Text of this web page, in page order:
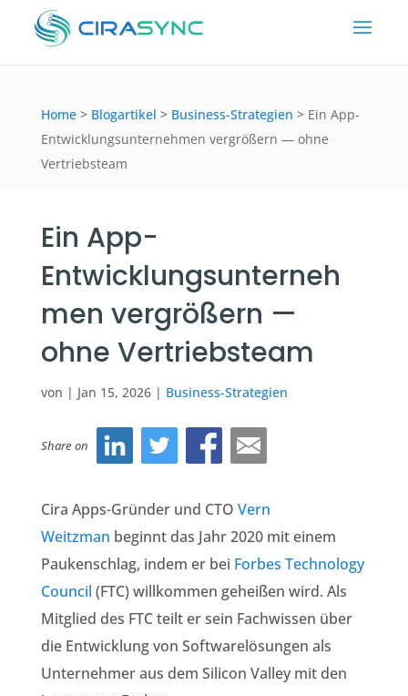
Home > Blogartikel > Business-Strategien > Ein App-
Entwicklungsunternehmen vergrößern — ohne
Vertriebsteam
Ein App-
Entwicklungsunterneh
men vergrößern —
ohne Vertriebsteam
von | Jan 15, 2026| Business-Strategien
Share on
Cira Apps-Gründer und CTO Vern
Weitzman beginnt das Jahr 2020 mit einem
Paukenschlag, indem er bei Forbes Technology
Council (FTC) willkommen geheißen wird. Als
Mitglied des FTC teilt er sein Fachwissen über
die Entwicklung von Softwarelösungen als
Unternehmer aus dem Silicon Valley mit den